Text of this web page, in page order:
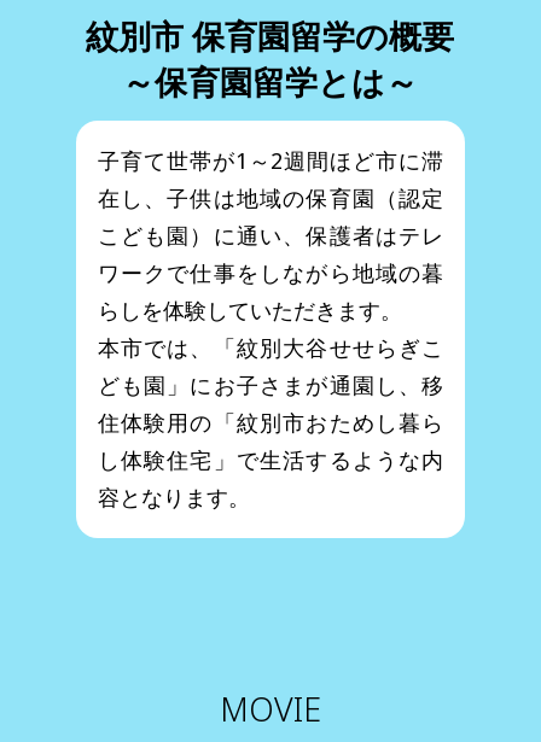
紋別市 保育園留学の概要
～保育園留学とは～
子育て世帯が1～2週間ほど市に滞
在し、子供は地域の保育園（認定
こども園）に通い、保護者はテレ
ワークで仕事をしながら地域の暮
らしを体験していただきます。
本市では、「紋別大谷せせらぎこ
ども園」にお子さまが通園し、移
住体験用の「紋別市おためし暮ら
し体験住宅」で生活するような内
容となります。
MOVIE